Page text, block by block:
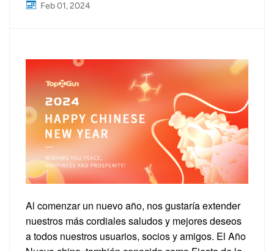
Feb 01, 2024
Al comenzar un nuevo año, nos gustaría extender
nuestros más cordiales saludos y mejores deseos
a todos nuestros usuarios, socios y amigos. El Año